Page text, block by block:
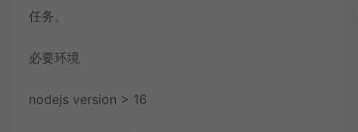
任务。
必要环境
nodejs version > 16